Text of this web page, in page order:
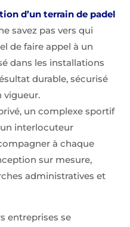
d’un terrain de padel
savez pas vers qui
de faire appel à un
dans les installations
durable, sécurisé
vigueur.
un complexe sportif
interlocuteur
à chaque
sur mesure,
administratives et
entreprises se